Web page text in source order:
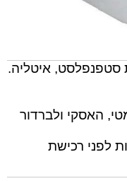
האסקי ולברדור
לפני רכישת